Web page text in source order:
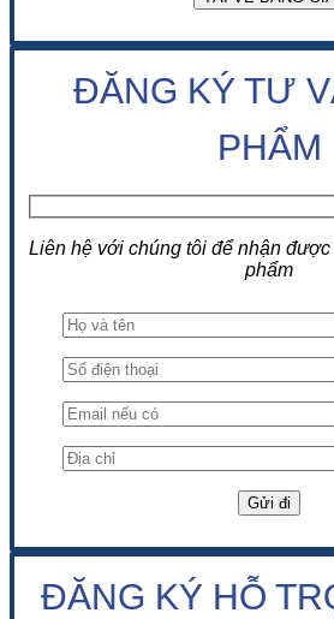
ĐĂNG KÝ TƯ
PHẨM
Liên hệ với chúng tôi để nhận
phẩm
ĐĂNG KÝ HỖ